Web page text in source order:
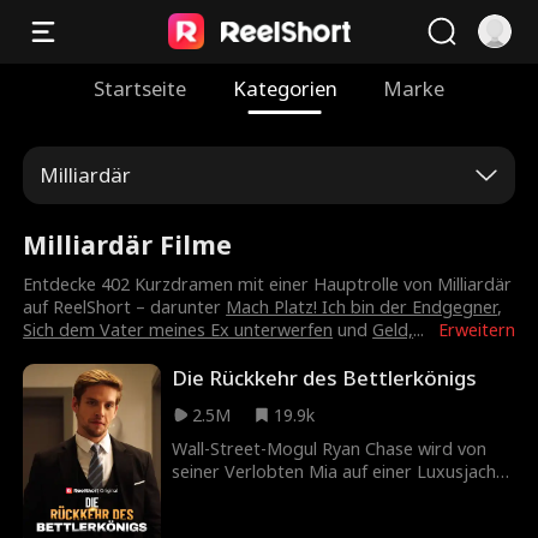
Startseite Kategorien Marke
Milliardär
Milliardär Filme
Erweitern
Entdecke 402 Kurzdramen mit einer Hauptrolle von Milliardär
auf ReelShort – darunter Mach Platz! Ich bin der Endgegner,
Sich dem Vater meines Ex unterwerfen undGeld,...
Die Rückkehr des Bettlerkönigs
2.5M
19.9k
Wall-Street-Mogul Ryan Chase wird von
seiner Verlobten Mia auf einer Luxusjacht